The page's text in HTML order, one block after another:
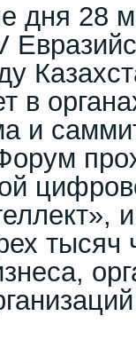
дня 28
в
и
тысяч